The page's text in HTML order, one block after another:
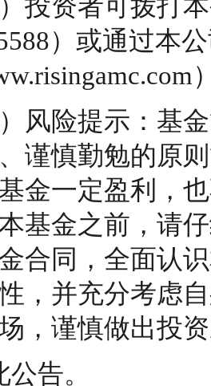
）或通过本
谨慎勤勉的原
金一定盈利，
基金之前，请
合同，全面认
，并充分考虑
，谨慎做出投
公告。